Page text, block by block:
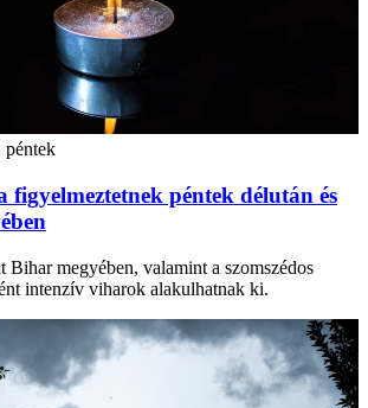
péntek
figyelmeztetnek péntek délután és
Bihar megyében, valamint a szomszédos
intenzív viharok alakulhatnak ki.